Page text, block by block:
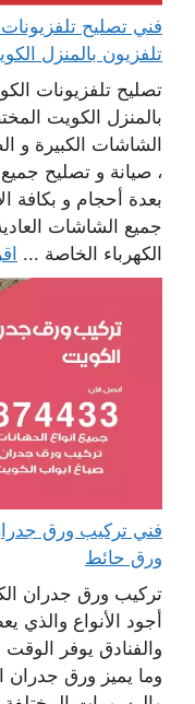
تلفزيون بالمنزل
تصليح تلفزيونات
بالمنزل الكويت
الشاشات الكبيرة و
، صيانة و تصليح
بعدة أحجام و بكافة
جميع الشاشات
الكهرباء الخاصة ...
ورق حائط
تركيب ورق جدران
أجود الأنواع والذي
والفنادق يوفر الوقت
وما يميز ورق جدران